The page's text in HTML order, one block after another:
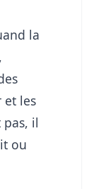
la
et les
pas, il
ou